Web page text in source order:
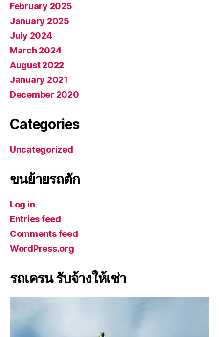
February 2025
January 2025
July 2024
March 2024
August 2022
January 2021
December 2020
Categories
Uncategorized
ขนย้ายรถตัก
Log in
Entries feed
Comments feed
WordPress.org
รถเครน รับจ้างให้เช่า